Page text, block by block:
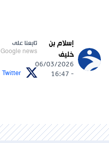
إسلام بن
خليف
06/03/2026
- 16:47
تابعنا على
Google news
Twitter